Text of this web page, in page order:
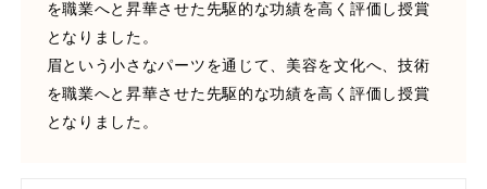
を職業へと昇華させた先駆的な功績を高く評価し授賞
となりました。
眉という小さなパーツを通じて、美容を文化へ、技術
を職業へと昇華させた先駆的な功績を高く評価し授賞
となりました。